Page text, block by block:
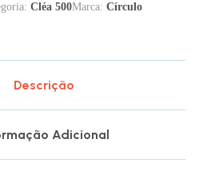
Cléa 500Marca: Círculo
Descrição
Adicional